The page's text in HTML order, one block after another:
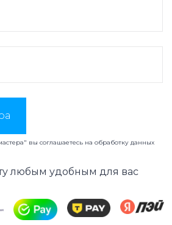
вы соглашаетесь на обработку данных
любым удобным для вас